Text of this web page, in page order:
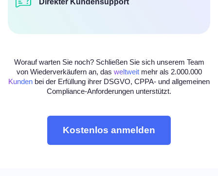
Direkter Kundensupport
Worauf warten Sie noch? Schließen Sie sich unserem Team
von Wiederverkäufern an, das weltweitmehr als 2.000.000
Kunden bei der Erfüllung ihrer DSGVO, CPPA- und allgemeinen
Compliance-Anforderungen unterstützt.
Kostenlos anmelden